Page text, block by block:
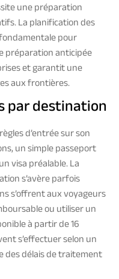
une préparation
La planification des
pour
préparation anticipée
et garantit une
aux frontières.
par destination
d’entrée sur son
un simple passeport
visa préalable. La
s’avère parfois
s’offrent aux voyageurs
ou utiliser un
à partir de 16
s’effectuer selon un
des délais de traitement